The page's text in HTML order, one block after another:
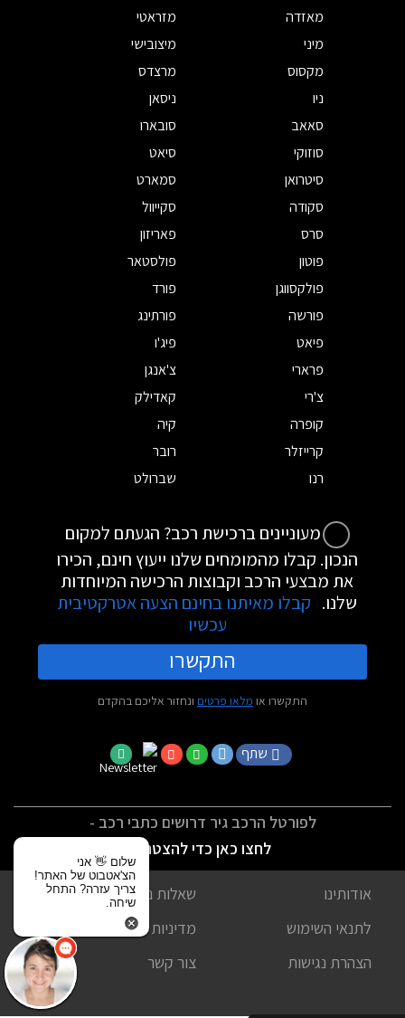
מאזדה
מזראטי
מיני
מיצובישי
מקסוס
מרצדס
ניו
ניסאן
סאאב
סובארו
סוזוקי
סיאט
סיטרואן
סמארט
סקודה
סקייוול
סרס
פאריזון
פוטון
פולסטאר
פולקסווגן
פורד
פורשה
פורתינג
פיאט
פיג'ו
פרארי
צ'אנגן
צ'רי
קאדילק
קופרה
קיה
קרייזלר
רובר
רנו
שברולט
מעוניינים ברכישת רכב? הגעתם למקום
הנכון. קבלו מהמומחים שלנו ייעוץ חינם, הכירו
את מבצעי הרכב וקבוצות הרכישה המיוחדות
שלנו. קבלו מאיתנו בחינם הצעה אטרקטיבית
עכשיו
התקשרו
התקשרו או מלאו פרטים ונחזור אליכם בהקדם
שתף
לפורטל הרכב גיר דרושים כתבי רכב -
לחצו כאן כדי להצטרף
אודותינו
שאלות נפוצות
לתנאי השימוש
מדיניות פרטיות
הצהרת נגישות
צור קשר
שלום 👋 אני
הצ'אטבוט של האתר!
צריך עזרה? התחל
שיחה.